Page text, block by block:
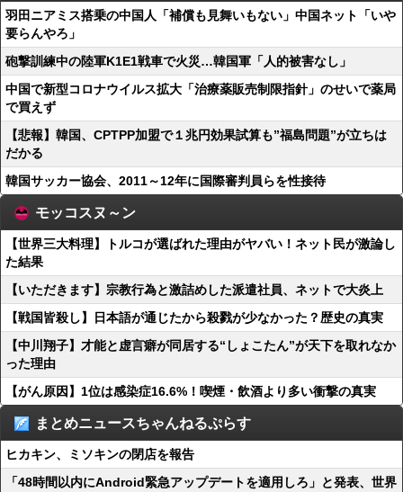
羽田ニアミス搭乗の中国人「補償も見舞いもない」中国ネット「いや
要らんやろ」
砲撃訓練中の陸軍K1E1戦車で火災…韓国軍「人的被害なし」
中国で新型コロナウイルス拡大「治療薬販売制限指針」のせいで薬局
で買えず
【悲報】韓国、CPTPP加盟で１兆円効果試算も”福島問題”が立ちは
だかる
韓国サッカー協会、2011～12年に国際審判員らを性接待
モッコスヌ～ン
【世界三大料理】トルコが選ばれた理由がヤバい！ネット民が激論し
た結果
【いただきます】宗教行為と激詰めした派遣社員、ネットで大炎上
【戦国皆殺し】日本語が通じたから殺戮が少なかった？歴史の真実
【中川翔子】才能と虚言癖が同居する“しょこたん”が天下を取れなか
った理由
【がん原因】1位は感染症16.6%！喫煙・飲酒より多い衝撃の真実
まとめニュースちゃんねるぷらす
ヒカキン、ミソキンの閉店を報告
「48時間以内にAndroid緊急アップデートを適用しろ」と発表、世界